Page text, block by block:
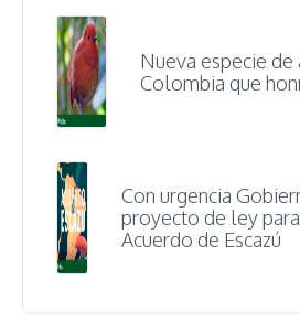
Nueva especie de
Colombia que
Con urgencia
proyecto de ley
Acuerdo de Escazú